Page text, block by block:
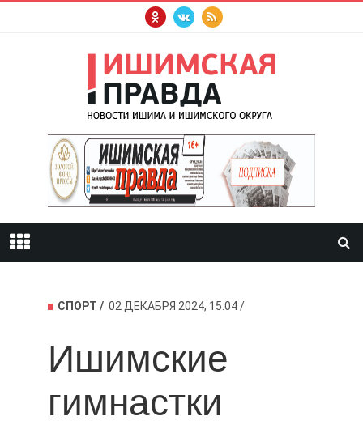
СПОРТ 02 ДЕКАБРЯ 2024, 15:04
Ишимские
гимнастки